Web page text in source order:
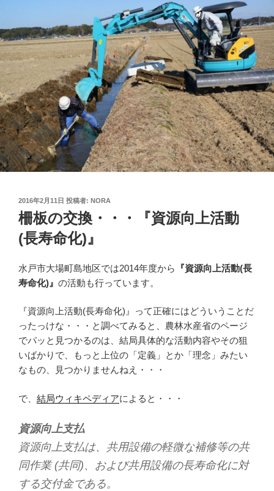
投
稿
日:
2016年2月11日 投稿者: NORA
柵板の交換・・・『資源向上活動
(長寿命化)』
水戸市大場町島地区では2014年度から
『資源向上活動(長
寿命化)』 の活動も行っています。
『資源向上活動(長寿命化)』って正確にはどういうことだ
ったっけな・・・と調べてみると、農林水産省のページ
でパッと見つかるのは、結局具体的な活動内容やその狙
いばかりで、もっと上位の「定義」とか「理念」みたい
なもの、見つかりませんねえ・・・
で、 結局ウィキペディアによると・・・
資源向上支払
資源向上支払は、共用設備の軽微な補修等の共
同作業 (共同)、および共用設備の長寿命化に対
する交付金である。